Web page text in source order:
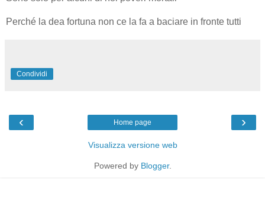
Perché la dea fortuna non ce la fa a baciare in fronte tutti
Condividi
‹ ›
Home page
Visualizza versione web
Powered by Blogger.